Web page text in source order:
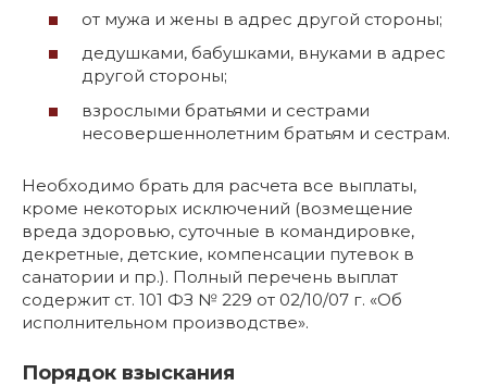
от мужа и жены в адрес другой стороны;
дедушками, бабушками, внуками в адрес
другой стороны;
взрослыми братьями и сестрами
несовершеннолетним братьям и сестрам.
Необходимо брать для расчета все выплаты,
кроме некоторых исключений (возмещение
вреда здоровью, суточные в командировке,
декретные, детские, компенсации путевок в
санатории и пр.). Полный перечень выплат
содержит ст. 101 ФЗ № 229 от 02/10/07 г. «Об
исполнительном производстве».
Порядок взыскания